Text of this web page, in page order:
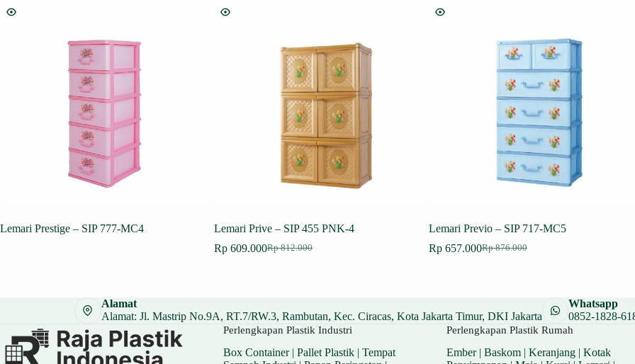
Lemari Prestige – SIP 777-MC4 Lemari Prive – SIP 455 PNK-4
Rp812.000
Harga
Rp 609.000Harga
Lemari Previo – SIP 717-MC5
Rp876.000
Harga
Rp657.000Harga
Alamat
Alamat: Jl. Mastrip No.9A, RT.7/RW.3, Rambutan, Kec. Ciracas, Kota Jakarta Timur, DKI Jakarta
Whatsapp
0852-1828-
Perlengkapan Plastik Industri
Box Container| Pallet Plastik| Tempat
Perlengkapan Plastik Rumah
Ember| Baskom| Keranjang| Kotak